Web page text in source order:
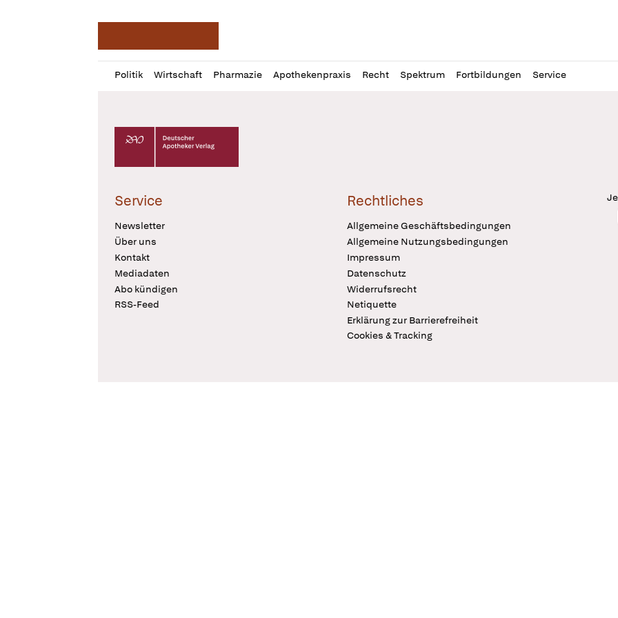
Politik Wirtschaft Pharmazie Apothekenpraxis Recht Spektrum Fortbildungen Service
Profil
öffnen
Daz
Pur
Deutscher Apotheker Verlag Logo
Service
Newsletter
Über uns
Kontakt
Mediadaten
Abo kündigen
RSS-Feed
Rechtliches
Allgemeine Geschäftsbedingungen
Allgemeine Nutzungsbedingungen
Impressum
Datenschutz
Widerrufsrecht
Netiquette
Erklärung zur Barrierefreiheit
Cookies & Tracking